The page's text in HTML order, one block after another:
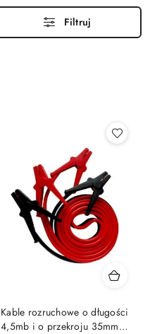
Filtruj
Kable rozruchowe o długości
4,5mb i o przekroju 35mm